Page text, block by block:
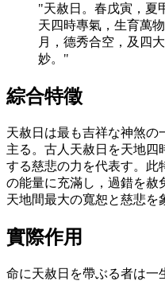
"天赦日。春戊寅，夏
天四時專氣，生育萬
月，德秀合空，及四
妙。"
綜合特徵
天赦日は最も吉祥な神煞の
主る。古人天赦日を天地四
する慈悲の力を代表す。此
の能量に充滿し，過錯を赦
天地間最大の寬恕と慈悲を
實際作用
命に天赦日を帶ぶる者は一